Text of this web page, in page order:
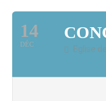
14
DÉC Eglise